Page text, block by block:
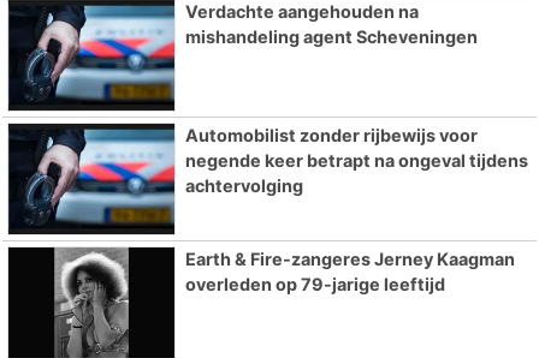
Verdachte aangehouden na
mishandeling agent Scheveningen
Automobilist zonder rijbewijs voor
negende keer betrapt na ongeval tijdens
achtervolging
Earth & Fire-zangeres Jerney Kaagman
overleden op 79-jarige leeftijd